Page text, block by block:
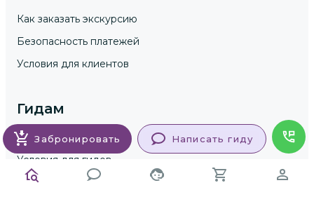
Забронировать Написать гиду
Как заказать экскурсию
Безопасность платежей
Условия для клиентов
Гидам
Как стать гидом
Условия для гидов
Условия для юр. лиц